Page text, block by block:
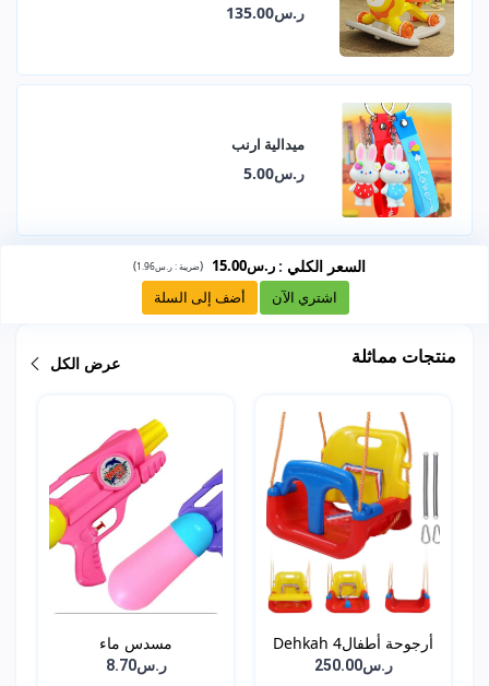
ر.س135.00
ميدالية ارنب
ر.س5.00
السعر الكلي : ر.س15.00 (ضريبة :ر.س1.96 )
اشتري الآن أضف إلى السلة
منتجات مماثلة عرض الكل
أرجوحة أطفالDehkah 4
ف...ر.س250.00
مسدس ماء
ر.س8.70